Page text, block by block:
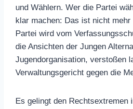
und Wählern. Wer die Partei
klar machen: Das ist nicht
Partei wird vom
die Ansichten der Jungen
Jugendorganisation, verstoßen
Verwaltungsgericht gegen die
Es gelingt den Rechtsextremen